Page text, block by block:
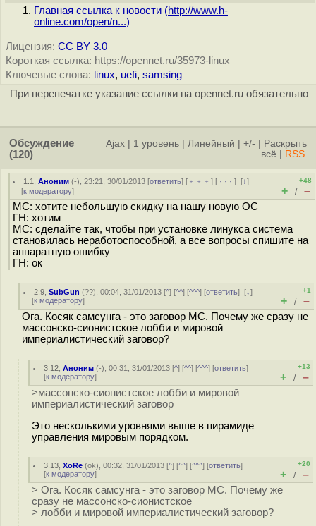
Главная ссылка к новости (http://www.h-
online.com/open/n...)
Лицензия: CC BY 3.0
Короткая ссылка: https://opennet.ru/35973-linux
Ключевые слова: linux, uefi, samsing
При перепечатке указание ссылки на opennet.ru обязательно
Обсуждение
(120)
Ajax 1 уровень Линейный +/-
Раскрыть
всё
RSS
1.1 ,Аноним (-), 23:21, 30/01/2013 [ответить] [ ﹢﹢﹢] [ · · ·][↓]
[к модератору]
+48
+ / –
МС: хотите небольшую скидку на нашу новую ОС
ГН: хотим
МС: сделайте так, чтобы при установке линукса система
становилась неработоспособной, а все вопросы спишите на
аппаратную ошибку
ГН: ок
2.9 ,SubGun (??), 00:04, 31/01/2013 [^] [^^] [^^^] [ответить][↓]
[к модератору]
+1
+ / –
Ога. Косяк самсунга - это заговор МС. Почему же сразу не
массонско-сионистское лобби и мировой
империалистический заговор?
3.12 ,Аноним (-), 00:31, 31/01/2013 [^] [^^] [^^^] [ответить]
[к модератору]
+13
+ / –
>массонско-сионистское лобби и мировой
империалистический заговор
Это несколькими уровнями выше в пирамиде
управления мировым порядком.
3.13 ,XoRe (ok), 00:32, 31/01/2013 [^] [^^] [^^^] [ответить]
[к модератору]
+20
+ / –
> Ога. Косяк самсунга - это заговор МС. Почему же
сразу не массонско-сионистское
> лобби и мировой империалистический заговор?